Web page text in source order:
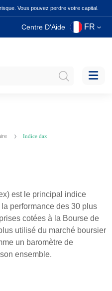
Vous pouvez perdre votre capital.
Centre D'Aide FR
Indice dax
est le principal indice
performance des 30 plus
cotées à la Bourse de
utilisé du marché boursier
un baromètre de
ensemble.